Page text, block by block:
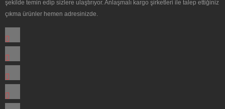
şekilde temin edip sizlere ulaştırıyor. Anlaşmalı kargo şirketleri ile talep ettiğiniz
çıkma ürünler hemen adresinizde.